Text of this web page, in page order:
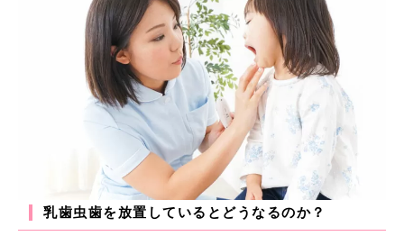
乳歯虫歯を放置しているとどうなるのか？